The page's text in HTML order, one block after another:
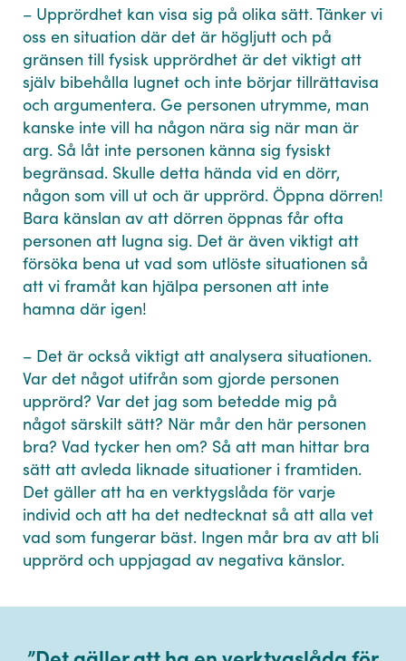
– Upprördhet kan visa sig på olika sätt. Tänker vi
oss en situation där det är högljutt och på
gränsen till fysisk upprördhet är det viktigt att
själv bibehålla lugnet och inte börjar tillrättavisa
och argumentera. Ge personen utrymme, man
kanske inte vill ha någon nära sig när man är
arg. Så låt inte personen känna sig fysiskt
begränsad. Skulle detta hända vid en dörr,
någon som vill ut och är upprörd. Öppna dörren!
Bara känslan av att dörren öppnas får ofta
personen att lugna sig. Det är även viktigt att
försöka bena ut vad som utlöste situationen så
att vi framåt kan hjälpa personen att inte
hamna där igen!
– Det är också viktigt att analysera situationen.
Var det något utifrån som gjorde personen
upprörd? Var det jag som betedde mig på
något särskilt sätt? När mår den här personen
bra? Vad tycker hen om? Så att man hittar bra
sätt att avleda liknade situationer i framtiden.
Det gäller att ha en verktygslåda för varje
individ och att ha det nedtecknat så att alla vet
vad som fungerar bäst. Ingen mår bra av att bli
upprörd och uppjagad av negativa känslor.